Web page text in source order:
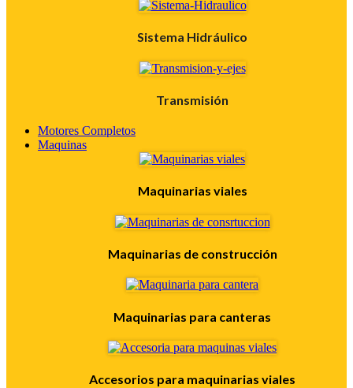
Sistema Hidráulico
Transmisión
Motores Completos
Maquinas
Maquinarias viales
Maquinarias de construcción
Maquinarias para canteras
Accesorios para maquinarias viales